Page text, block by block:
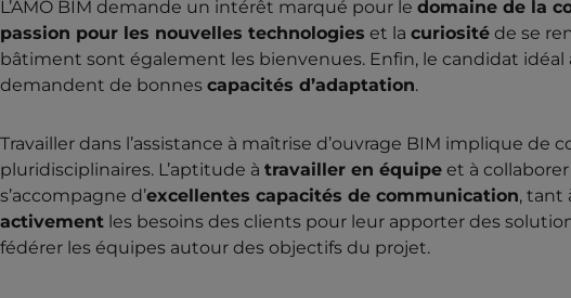
L’AMO BIM demande un intérêt marqué pour le domaine de la
passion pour les nouvelles technologies et la curiosité de se
bâtiment sont également les bienvenues. Enfin, le candidat idéal
demandent de bonnes capacités d’adaptation.
Travailler dans l’assistance à maîtrise d’ouvrage BIM implique
pluridisciplinaires. L’aptitude à travailler en équipe et à
s’accompagne d’excellentes capacités de communication, tant
activement les besoins des clients pour leur apporter des
fédérer les équipes autour des objectifs du projet.